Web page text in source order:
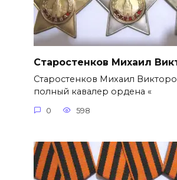
Старостенков Михаил
Старостенков Михаил
полный кавалер ордена «
0 598